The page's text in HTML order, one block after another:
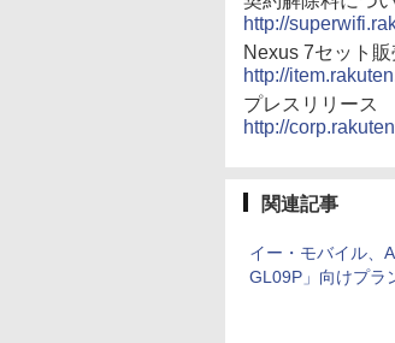
http://
Nexus 7セット販
http://
プレスリリース
http://
関連記事
イー・モバイル、
GL09P」向けプラ